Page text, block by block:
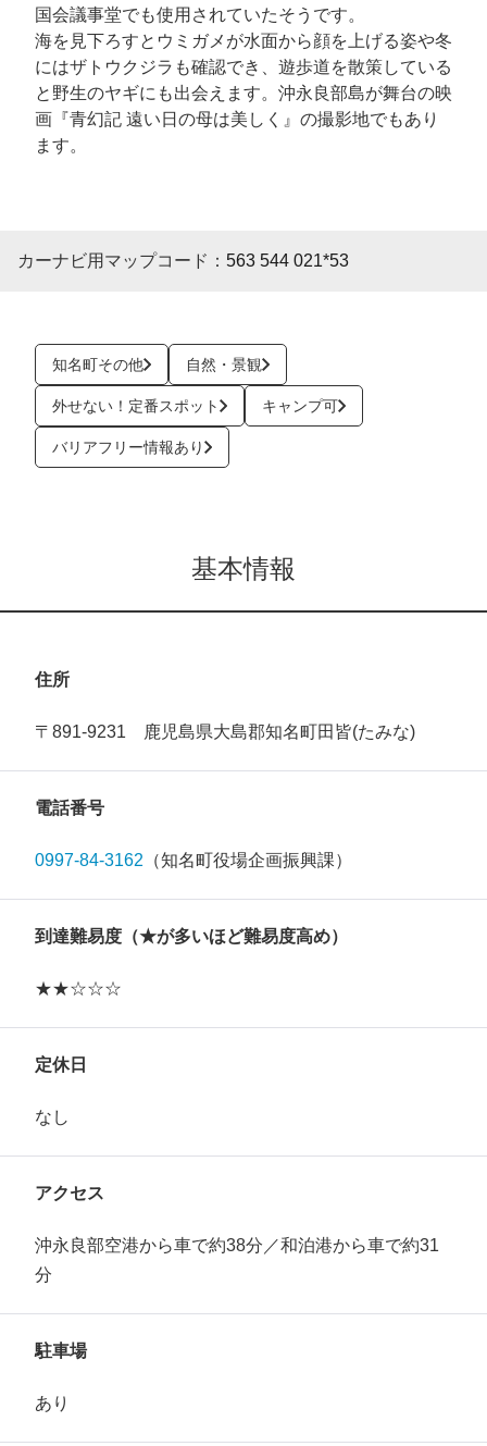
国会議事堂でも使用されていたそうです。
海を見下ろすとウミガメが水面から顔を上げる姿や冬
にはザトウクジラも確認でき、遊歩道を散策している
と野生のヤギにも出会えます。沖永良部島が舞台の映
画『青幻記 遠い日の母は美しく』の撮影地でもあり
ます。
カーナビ用マップコード： 563 544 021*53
知名町その他 自然・景観
外せない！定番スポット キャンプ可
バリアフリー情報あり
基本情報
住所
〒891-9231 鹿児島県大島郡知名町田皆(たみな)
電話番号
0997-84-3162 （知名町役場企画振興課）
到達難易度（★が多いほど難易度高め）
★★☆☆☆
定休日
なし
アクセス
沖永良部空港から車で約38分／和泊港から車で約31
分
駐車場
あり